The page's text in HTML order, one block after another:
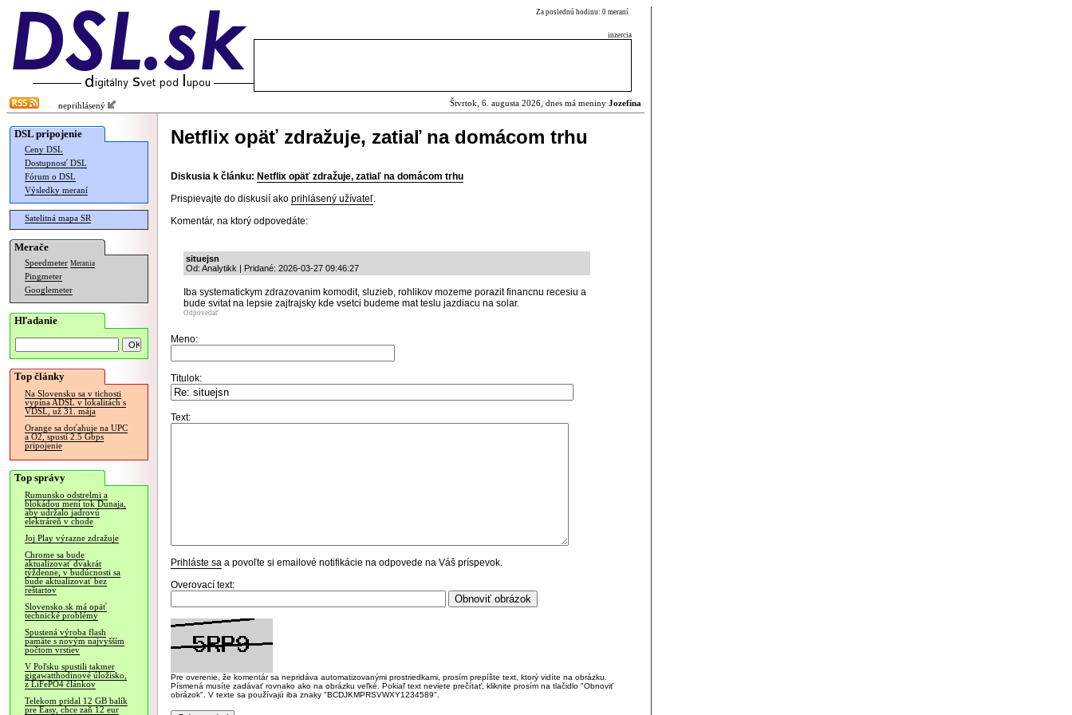
Za poslednú hodinu: 0 meraní
inzercia
neprihlásený Štvrtok, 6. augusta 2026, dnes má meniny Jozefína
DSL pripojenie
Ceny DSL
Dostupnosť DSL
Fórum o DSL
Výsledky meraní
Satelitná mapa SR
Merače
Speedmeter Merania
Pingmeter
Googlemeter
Hľadanie
Top články
Na Slovensku sa v tichosti
vypína ADSL v lokalitách s
VDSL, už 31. mája
Orange sa doťahuje na UPC
a O2, spustí 2.5 Gbps
pripojenie
Top správy
Rumunsko odstrelmi a
blokádou mení tok Dunaja,
aby udržalo jadrovú
elektráreň v chode
Joj Play výrazne zdražuje
Chrome sa bude
aktualizovať dvakrát
týždenne, v budúcnosti sa
bude aktualizovať bez
reštartov
Slovensko.sk má opäť
technické problémy
Spustená výroba flash
pamäte s novým najvyšším
počtom vrstiev
V Poľsku spustili takmer
gigawatthodinové úložisko,
z LiFePO4 článkov
Telekom pridal 12 GB balík
pre Easy, chce zaň 12 eur
Netflix opäť zdražuje, zatiaľ na domácom trhu
Diskusia k článku: Netflix opäť zdražuje, zatiaľ na domácom trhu
Prispievajte do diskusií ako prihlásený užívateľ.
Komentár, na ktorý odpovedáte:
situejsn
Od: Analytikk | Pridané: 2026-03-27 09:46:27
Iba systematickym zdrazovanim komodit, sluzieb, rohlikov mozeme porazit financnu recesiu a
bude svitat na lepsie zajtrajsky kde vsetci budeme mat teslu jazdiacu na solar.
Odpovedať
Meno:
Titulok:
Text:
Prihláste sa a povoľte si emailové notifikácie na odpovede na Váš príspevok.
Overovací text:
Pre overenie, že komentár sa nepridáva automatizovanými prostriedkami, prosím prepíšte text, ktorý vidíte na obrázku.
Písmená musíte zadávať rovnako ako na obrázku veľké. Pokiaľ text neviete prečítať, kliknite prosím na tlačidlo "Obnoviť
obrázok". V texte sa používajú iba znaky "BCDJKMPRSVWXY1234589".